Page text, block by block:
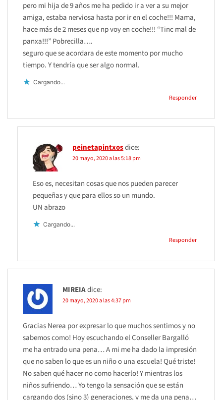
pero mi hija de 9 años me ha pedido ir a ver a su mejor
amiga, estaba nerviosa hasta por ir en el coche!!! Mama,
hace más de 2 meses que np voy en coche!!! “Tinc mal de
panxa!!!” Pobrecilla….
seguro que se acordara de este momento por mucho
tiempo. Y tendría que ser algo normal.
Cargando...
Responder
peinetapintxosdice:
20 mayo, 2020 a las 5:18 pm
Eso es, necesitan cosas que nos pueden parecer
pequeñas y que para ellos so un mundo.
UN abrazo
Cargando...
Responder
MIREIAdice:
20 mayo, 2020 a las 4:37 pm
Gracias Nerea por expresar lo que muchos sentimos y no
sabemos como! Hoy escuchando el Conseller Bargalló
me ha entrado una pena… A mi me ha dado la impresión
que no saben lo que es un niño o una escuela! Qué triste!
No saben qué hacer no como hacerlo! Y mientras los
niños sufriendo… Yo tengo la sensación que se están
cargando dos (sino 3) generaciones, y me da una pena…